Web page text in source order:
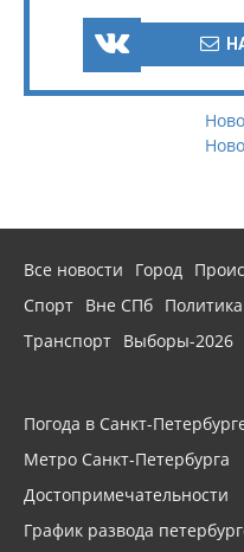
Все новости Город
Спорт Вне СПб Политика
Транспорт Выборы-2026
Погода в Санкт-
Метро Санкт-Петербурга
Достопримечательности
График развода